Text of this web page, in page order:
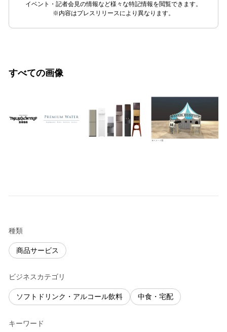
イベント・記者会見の情報など様々な特記情報を閲覧できます。
※内容はプレスリリースにより異なります。
すべての画像
種類
商品サービス
ビジネスカテゴリ
ソフトドリンク・アルコール飲料 中食・宅配
キーワード